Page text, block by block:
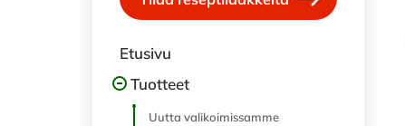
Etusivu
Tuotteet
Uutta valikoimissamme